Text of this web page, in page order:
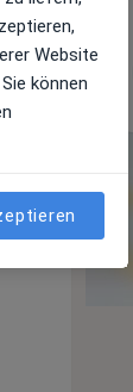
Website
können